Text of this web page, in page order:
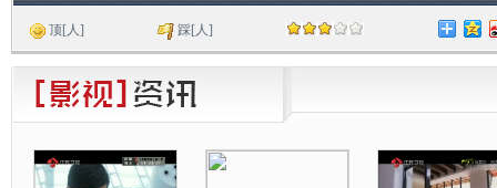
顶 [人] 踩[人]